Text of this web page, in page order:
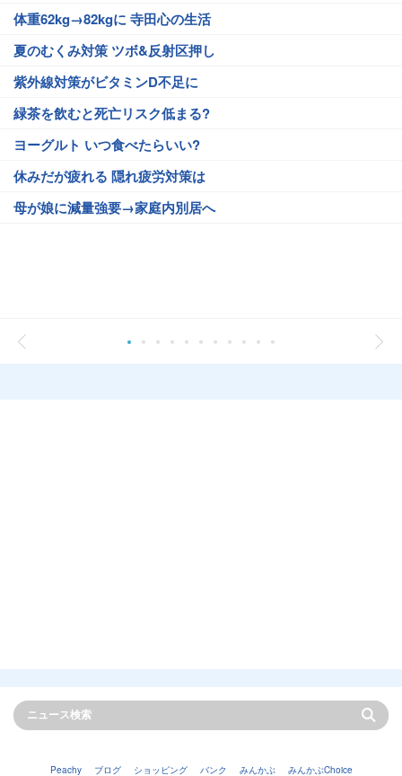
体重62kg→82kgに 寺田心の生活
夏のむくみ対策 ツボ&反射区押し
紫外線対策がビタミンD不足に
緑茶を飲むと死亡リスク低まる?
ヨーグルト いつ食べたらいい?
休みだが疲れる 隠れ疲労対策は
母が娘に減量強要→家庭内別居へ
Peachy ブログ ショッピング バンク みんかぶ みんかぶChoice